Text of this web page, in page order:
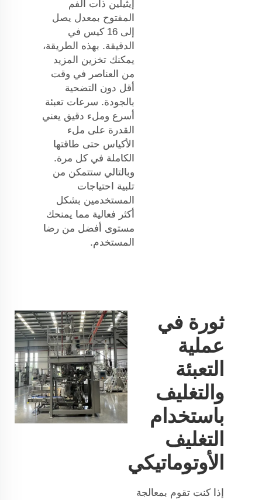
إيثيلين ذات الفم
المفتوح بمعدل يصل
إلى 16 كيس في
الدقيقة. بهذه الطريقة،
يمكنك تخزين المزيد
من العناصر في وقت
أقل دون التضحية
بالجودة. سرعات تعبئة
أسرع وملء دقيق يعني
القدرة على ملء
الأكياس حتى طاقتها
الكاملة في كل مرة.
وبالتالي ستتمكن من
تلبية احتياجات
المستخدمين بشكل
أكثر فعالية مما يمنحك
مستوى أفضل من رضا
المستخدم.
ثورة في
عملية
التعبئة
والتغليف
باستخدام
التغليف
الأوتوماتيكي
إذا كنت تقوم بمعالجة